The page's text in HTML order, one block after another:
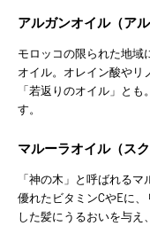
アルガンオイル（ア
モロッコの限られた地域
オイル。オレイン酸やリ
「若返りのオイル」と
す。
マルーラオイル（ス
「神の木」と呼ばれる
優れたビタミンCやEに
した髪にうるおいを与え